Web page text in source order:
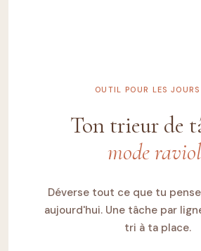
OUTIL POUR LES
Ton trieur de
mode
Déverse tout ce que tu
aujourd'hui. Une tâche par
tri à ta place.